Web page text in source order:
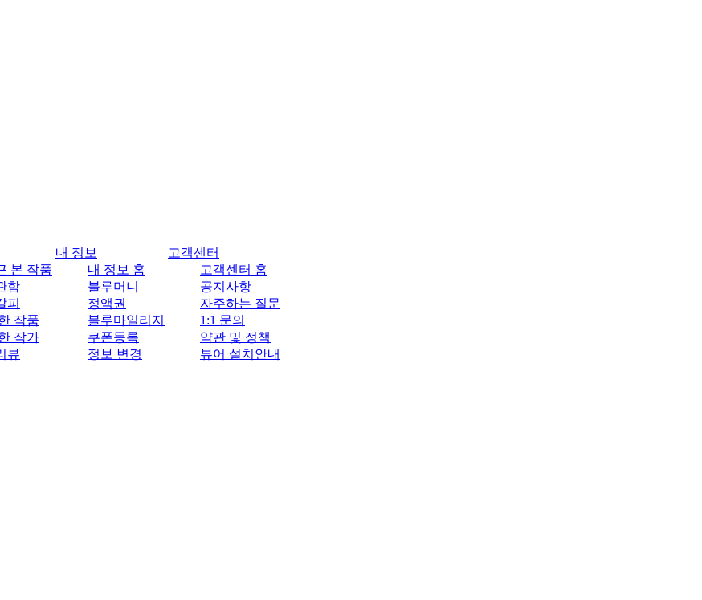
본 작품
함
피
작품
작가
뷰
내 정보
내 정보 홈
블루머니
정액권
블루마일리지
쿠폰등록
정보 변경
고객센터
고객센터 홈
공지사항
자주하는 질문
1:1 문의
약관 및 정책
뷰어 설치안내